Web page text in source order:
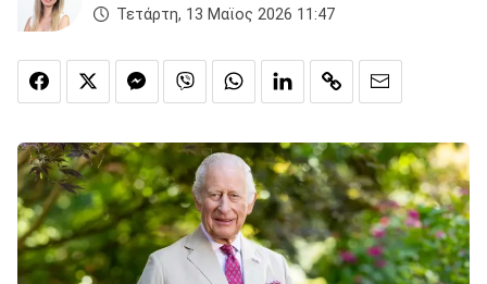
Τετάρτη, 13 Μαϊος 2026 11:47